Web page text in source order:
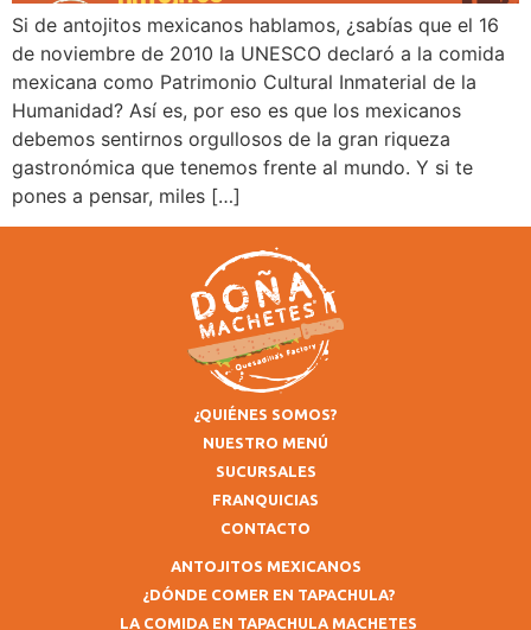
Si de antojitos mexicanos hablamos, ¿sabías que el 16
de noviembre de 2010 la UNESCO declaró a la comida
mexicana como Patrimonio Cultural Inmaterial de la
Humanidad? Así es, por eso es que los mexicanos
debemos sentirnos orgullosos de la gran riqueza
gastronómica que tenemos frente al mundo. Y si te
pones a pensar, miles […]
¿QUIÉNES SOMOS?
NUESTRO MENÚ
SUCURSALES
FRANQUICIAS
CONTACTO
ANTOJITOS MEXICANOS
¿DÓNDE COMER EN TAPACHULA?
LA COMIDA EN TAPACHULA MACHETES